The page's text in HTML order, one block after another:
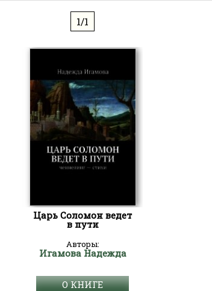
1/1
Царь Соломон ведет
в пути
Авторы:
Игамова Надежда
О КНИГЕ